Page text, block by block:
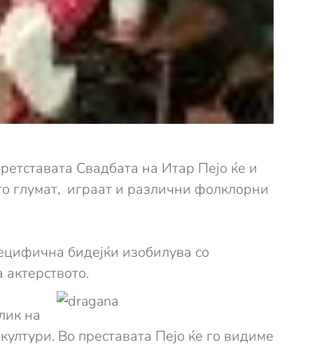
Свадбата на Итар Пејо ќе и
глумат, играат и различни фолклорни
бидејќи изобилува со
на
Во преставата Пејо ќе го видиме